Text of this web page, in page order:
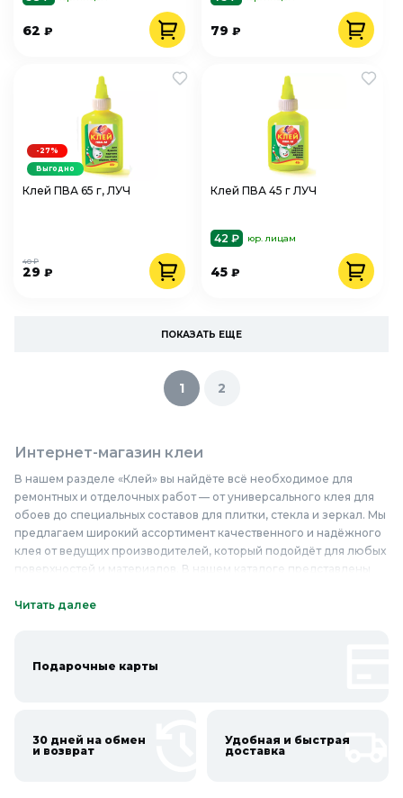
62 ₽ 79₽
Клей ПВА 65 г, ЛУЧ
29 ₽
40 ₽
-27%
Выгодно
Клей ПВА 45 г ЛУЧ
42 ₽ юр. лицам
45₽
ПОКАЗАТЬ ЕЩЕ
1 2
Интернет-магазин клеи
В нашем разделе «Клей» вы найдёте всё необходимое для
ремонтных и отделочных работ — от универсального клея для
обоев до специальных составов для плитки, стекла и зеркал. Мы
предлагаем широкий ассортимент качественного и надёжного
клея от ведущих производителей, который подойдёт для любых
поверхностей и материалов. В нашем каталоге представлены
также специализированные составы для конкретных задач. Мы
результате. Приобретайте клей в «Колорлон» и воплощайте
Интернет-магазин Колорлон предлагает большой выбор клеи
по выгодным ценам для жителей Москвы и городов Московской
Читать далее
Подарочные карты
30 дней на обмен
и возврат
Удобная и быстрая
доставка